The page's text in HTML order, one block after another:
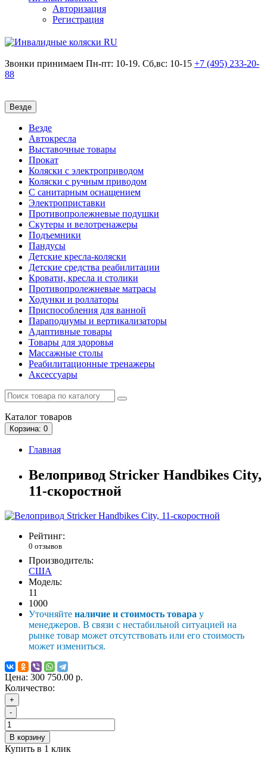
Авторизация
Регистрация
Звонки принимаем Пн-пт: 10-19. Сб,вс: 10-15 +7 (495) 233-20-
88
Везде
Везде
Автокресла
Выставочные товары
Прокат
Коляски с электроприводом
Коляски с ручным приводом
С санитарным оснащением
Электроприставки
Противопролежневые подушки
Скутеры и велотренажеры
Подъемники
Пандусы
Детские кресла-коляски
Детские средства реабилитации
Кровати, кресла и столики
Противопролежневые матрасы
Ходунки и роллаторы
Приспособления для ванной
Параподиумы и вертикализаторы
Адаптивные товары
Товары для здоровья
Массажные столы
Реабилитационные тренажеры
Аксессуары
Каталог товаров
Корзина: 0
Главная
Велопривод Stricker Handbikes City,
11-скоростной
Рейтинг:
0 отзывов
Производитель:
США
Модель:
11
1000
Уточняйте наличие и стоимость товара у
менеджеров. В связи с нестабильной ситуацией на
рынке товар может отсутствовать или его стоимость
может измениться.
Цена: 300 750.00 р.
Количество:
+
-
В корзину
Купить в 1 клик